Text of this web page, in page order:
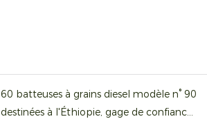
60 batteuses à grains diesel modèle n° 90
destinées à l'Éthiopie, gage de confiance